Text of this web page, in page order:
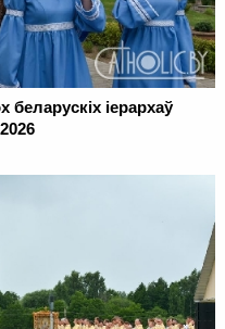
іерархаў